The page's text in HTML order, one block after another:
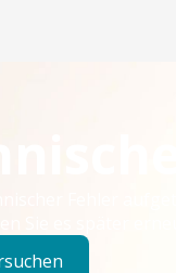
Fehler
Sie es später